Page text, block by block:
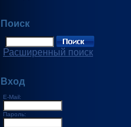
Поиск
Расширенный поиск
Вход
E-Mail:
Пароль: